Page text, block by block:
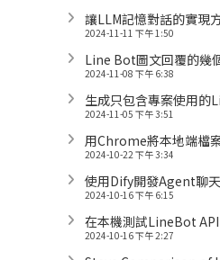
讓LLM記憶對話的實現
2024-11-11 下午 1:50
Line Bot圖文回覆的幾
2024-11-08 下午 6:38
生成只包含專案使用的
2024-11-05 下午 3:51
用Chrome將本地端檔
2024-10-22 下午 3:34
使用Dify開發Agent聊
2024-10-16 下午 6:15
在本機測試LineBot API
2024-10-16 下午 2:27